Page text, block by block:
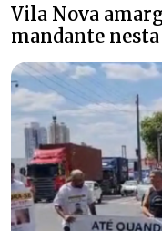
Vila Nova
mandante nesta